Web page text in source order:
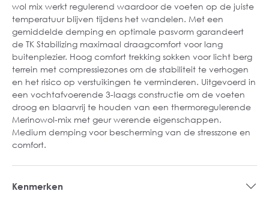
wol mix werkt regulerend waardoor de voeten op de juiste
temperatuur blijven tijdens het wandelen. Met een
gemiddelde demping en optimale pasvorm garandeert
de TK Stabilizing maximaal draagcomfort voor lang
buitenplezier. Hoog comfort trekking sokken voor licht berg
terrein met compressiezones om de stabiliteit te verhogen
en het risico op verstuikingen te verminderen. Uitgevoerd in
een vochtafvoerende 3-laags constructie om de voeten
droog en blaarvrij te houden van een thermoregulerende
Merinowol-mix met geur werende eigenschappen.
Medium demping voor bescherming van de stresszone en
comfort.
Kenmerken